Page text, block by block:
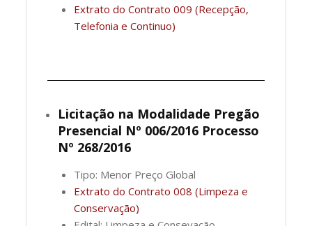
Extrato do Contrato 009 (Recepção,
Telefonia e Continuo)
Licitação na Modalidade Pregão
Presencial Nº 006/2016 Processo
Nº 268/2016
Tipo: Menor Preço Global
Extrato do Contrato 008 (Limpeza e
Conservação)